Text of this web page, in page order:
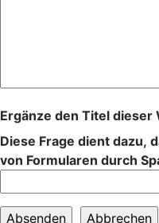
Ergänze den Titel dieser
Diese Frage dient dazu,
von Formularen durch